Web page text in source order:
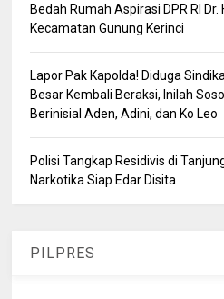
Bedah Rumah Aspirasi DPR RI Dr.
Kecamatan Gunung Kerinci
Lapor Pak Kapolda! Diduga
Besar Kembali Beraksi, Inilah
Berinisial Aden, Adini, dan Ko Leo
Polisi Tangkap Residivis di
Narkotika Siap Edar Disita
PILPRES